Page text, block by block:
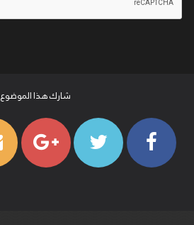
شارك هذا الموضوع